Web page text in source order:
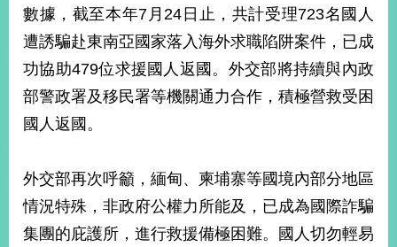
政
府
資
訊
公
開
民
服
數據，截至本年7月24日止，共計受理723名國人
遭誘騙赴東南亞國家落入海外求職陷阱案件，已成
功協助479位求援國人返國。外交部將持續與內政
部警政署及移民署等機關通力合作，積極營救受困
國人返國。
外交部再次呼籲，緬甸、柬埔寨等國境內部分地區
情況特殊，非政府公權力所能及，已成為國際詐騙
集團的庇護所，進行救援備極困難。國人切勿輕易